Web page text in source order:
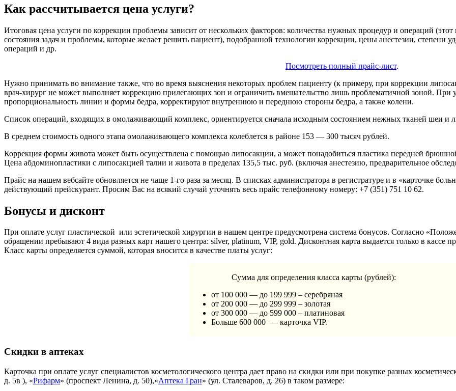
Как рассчитывается цена услуги?
Итоговая цена услуги по коррекции проблемы зависит от нескольких факторов: количества нужных процедур и операций
состояния задач и проблемы, которые желает решить пациент), подобранной технологии коррекции, цены анестезии, степени
операций и др.
Посмотреть полный прайс-лист.
Нужно принимать во внимание также, что во время выяснения некоторых проблем пациенту (к примеру, при коррекции
врач-хирург не может выполняет коррекцию прилегающих зон и ограничить вмешательство лишь проблематичной зоной. При
пропорциональность линии и формы бедра, корректируют внутреннюю и переднюю стороны бедра, а также колени.
Список операций, входящих в омолаживающий комплекс, ориентируется сначала исходным состоянием нежных тканей шеи и
В среднем стоимость одного этапа омолаживающего комплекса колеблется в районе 153 — 300 тысяч рублей.
Коррекция формы живота может быть осуществлена с помощью липосакции, а может понадобиться пластика передней
Цена абдоминопластики с липосакцией талии и живота в пределах 135,5 тыс. руб. (включая анестезию, предварительное
Прайс на нашем вебсайте обновляется не чаще 1-го раза за месяц. В списках администратора в регистратуре и в «карточке
действующий прейскурант. Просим Вас на всякий случай уточнять весь прайс телефонному номеру: +7 (351) 751 10 62.
Бонусы и дисконт
При оплате услуг пластической или эстетической хирургии в нашем центре предусмотрена система бонусов. Согласно
обращении пребывают 4 вида разных карт нашего центра: silver, platinum, VIP, gold. Дисконтная карта выдается только в кассе
Класс карты определяется суммой, которая вносится в качестве платы услуг:
Сумма для определения класса карты (рублей):
от 100 000 — до 199 999 – серебряная
от 200 000 — до 299 999 – золотая
от 300 000 — до 599 000 – платиновая
Больше 600 000 — карточка VIP.
Скидки в аптеках
Карточка при оплате услуг специалистов косметологического центра дает право на скидки или при покупке разных
д. 5в ), «Рифарм» (проспект Ленина, д. 50),«Аптека Гран» (ул. Сталеваров, д. 26) в таком размере: